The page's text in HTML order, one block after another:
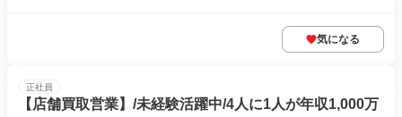
気になる
正社員
【店舗買取営業】/未経験活躍中/4人に1人が年収1,000万